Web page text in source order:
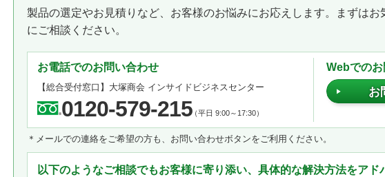
製品の選定やお見積りなど、お客様のお悩みにお応えします。まずはお
にご相談ください。
お電話でのお問い合わせ
【総合受付窓口】大塚商会 インサイドビジネスセンター
0120-579-215（平日 9:00～17:30）
Webでの
お
＊メールでの連絡をご希望の方も、お問い合わせボタンをご利用ください。
以下のようなご相談でもお客様に寄り添い、具体的な解決方法をアド